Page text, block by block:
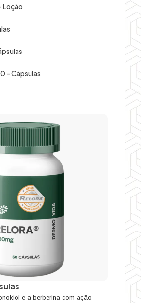
Loção
– Cápsulas
e a berberina com ação